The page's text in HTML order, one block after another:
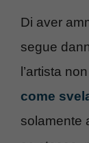
Di aver
segue
l’artista
come
solamente